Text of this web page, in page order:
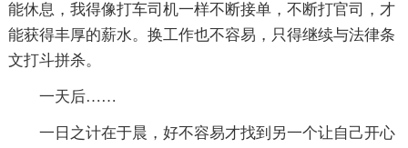
能休息，我得像打车司机一样不断接单，不断打官司，才
能获得丰厚的薪水。换工作也不容易，只得继续与法律条
文打斗拼杀。
一天后……
一日之计在于晨，好不容易才找到另一个让自己开心